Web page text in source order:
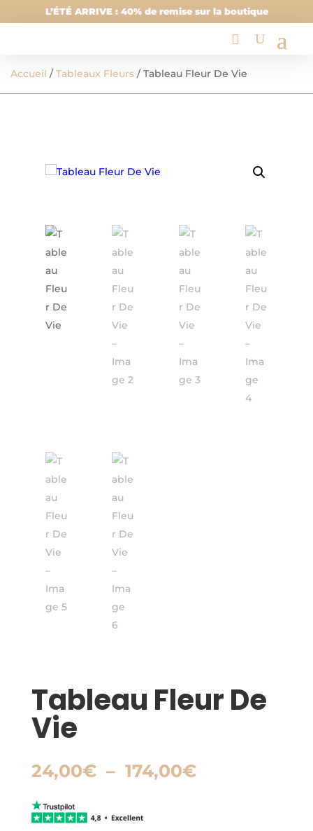
L’ÉTÉ ARRIVE : 40% de remise sur la boutique
Accueil /Tableaux Fleurs / Tableau Fleur De Vie
Tableau Fleur De
Vie
24,00€ – 174,00€Plage